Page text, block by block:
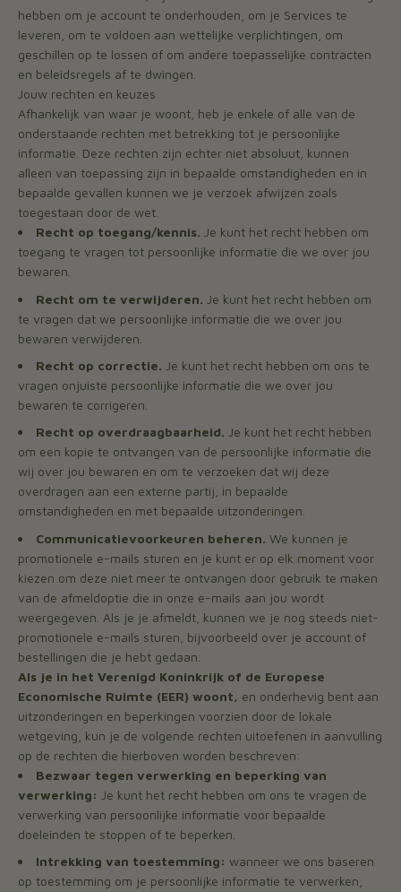
hebben om je account te onderhouden, om je Services te
leveren, om te voldoen aan wettelijke verplichtingen, om
geschillen op te lossen of om andere toepasselijke contracten
en beleidsregels af te dwingen.
Jouw rechten en keuzes
Afhankelijk van waar je woont, heb je enkele of alle van de
onderstaande rechten met betrekking tot je persoonlijke
informatie. Deze rechten zijn echter niet absoluut, kunnen
alleen van toepassing zijn in bepaalde omstandigheden en in
bepaalde gevallen kunnen we je verzoek afwijzen zoals
toegestaan door de wet.
Recht op toegang/kennis. Je kunt het recht hebben om
toegang te vragen tot persoonlijke informatie die we over jou
bewaren.
Recht om te verwijderen. Je kunt het recht hebben om
te vragen dat we persoonlijke informatie die we over jou
bewaren verwijderen.
Recht op correctie. Je kunt het recht hebben om ons te
vragen onjuiste persoonlijke informatie die we over jou
bewaren te corrigeren.
Recht op overdraagbaarheid. Je kunt het recht hebben
om een kopie te ontvangen van de persoonlijke informatie die
wij over jou bewaren en om te verzoeken dat wij deze
overdragen aan een externe partij, in bepaalde
omstandigheden en met bepaalde uitzonderingen.
Communicatievoorkeuren beheren. We kunnen je
promotionele e-mails sturen en je kunt er op elk moment voor
kiezen om deze niet meer te ontvangen door gebruik te maken
van de afmeldoptie die in onze e-mails aan jou wordt
weergegeven. Als je je afmeldt, kunnen we je nog steeds niet-
promotionele e-mails sturen, bijvoorbeeld over je account of
bestellingen die je hebt gedaan.
Als je in het Verenigd Koninkrijk of de Europese
Economische Ruimte (EER) woont, en onderhevig bent aan
uitzonderingen en beperkingen voorzien door de lokale
wetgeving, kun je de volgende rechten uitoefenen in aanvulling
op de rechten die hierboven worden beschreven:
Bezwaar tegen verwerking en beperking van
verwerking: Je kunt het recht hebben om ons te vragen de
verwerking van persoonlijke informatie voor bepaalde
doeleinden te stoppen of te beperken.
Intrekking van toestemming: wanneer we ons baseren
op toestemming om je persoonlijke informatie te verwerken,